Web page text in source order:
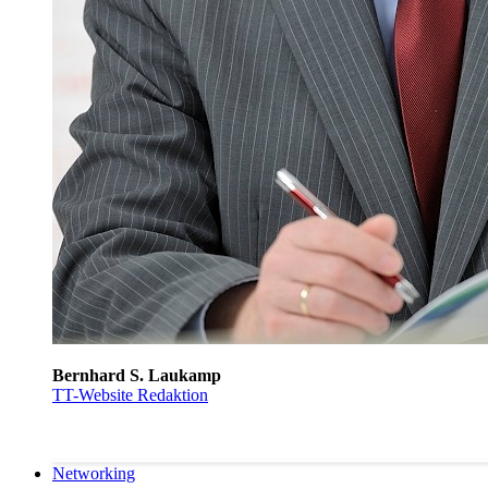
Bernhard S. Laukamp
TT-Website Redaktion
Networking